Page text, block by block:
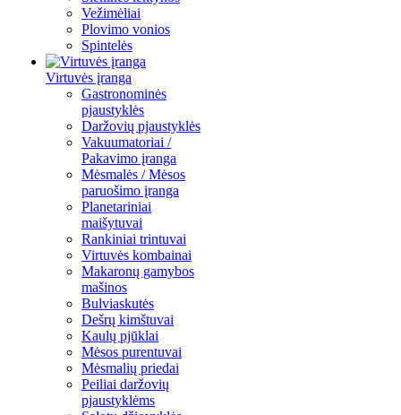
Vežimėliai
Plovimo vonios
Spintelės
Virtuvės įranga
Gastronominės
pjaustyklės
Daržovių pjaustyklės
Vakuumatoriai /
Pakavimo įranga
Mėsmalės / Mėsos
paruošimo įranga
Planetariniai
maišytuvai
Rankiniai trintuvai
Virtuvės kombainai
Makaronų gamybos
mašinos
Bulviaskutės
Dešrų kimštuvai
Kaulų pjūklai
Mėsos purentuvai
Mėsmalių priedai
Peiliai daržovių
pjaustyklėms